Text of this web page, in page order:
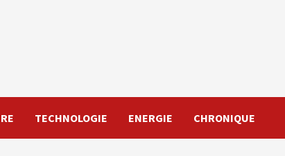
TECHNOLOGIE ENERGIE CHRONIQUE